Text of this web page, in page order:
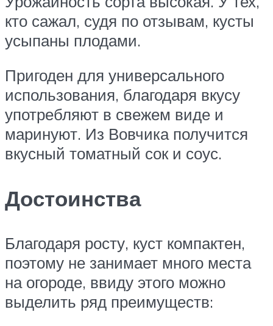
кто сажал, судя по отзывам, кусты
усыпаны плодами.
Пригоден для универсального
использования, благодаря вкусу
употребляют в свежем виде и
маринуют. Из Вовчика получится
вкусный томатный сок и соус.
Достоинства
Благодаря росту, куст компактен,
поэтому не занимает много места
на огороде, ввиду этого можно
выделить ряд преимуществ: